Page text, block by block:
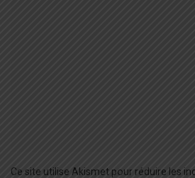
Ce site utilise Akismet pour réduire les